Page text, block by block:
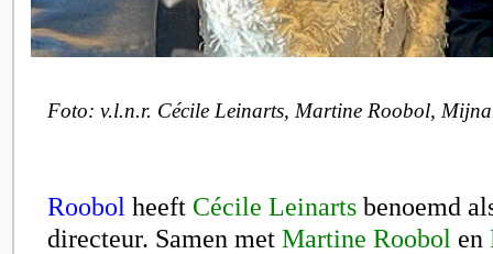
Foto: v.l.n.r. Cécile Leinarts, Martine Roobol,
Roobol heeft Cécile Leinarts benoemd
directeur. Samen met Martine Roobol en